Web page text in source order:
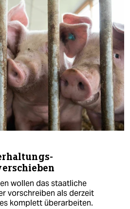
wollen das staatliche
vorschreiben als derzeit
komplett überarbeiten.